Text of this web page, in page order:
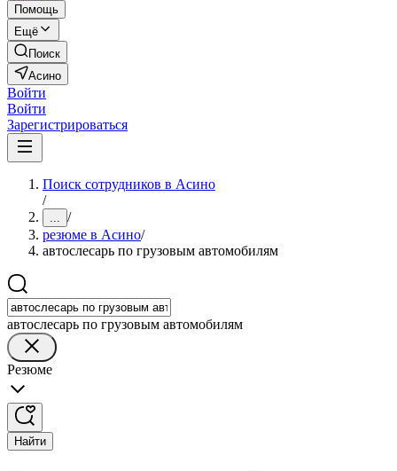
Помощь
Ещё
Поиск
Асино
Войти
Войти
Зарегистрироваться
Поиск сотрудников в Асино
/
... /
резюме в Асино/
автослесарь по грузовым автомобилям
автослесарь по грузовым автомобилям
Резюме
Найти